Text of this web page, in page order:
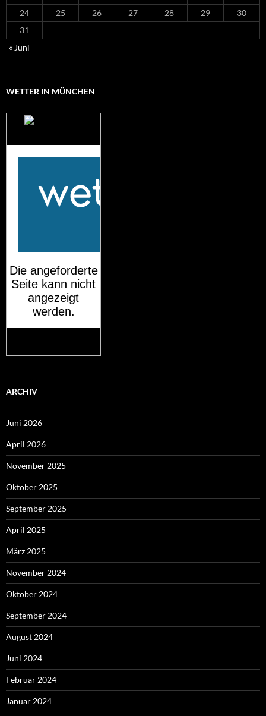
24
25 26 27 28 29
30
31
« Juni
WETTER IN MÜNCHEN
ARCHIV
Juni 2026
April 2026
November 2025
Oktober 2025
September 2025
April 2025
März 2025
November 2024
Oktober 2024
September 2024
August 2024
Juni 2024
Februar 2024
Januar 2024